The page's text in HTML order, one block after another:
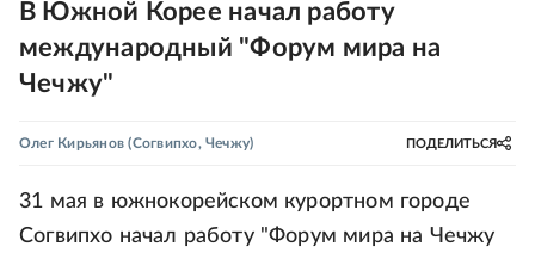
В Южной Корее начал работу
международный "Форум мира на
Чечжу"
Олег Кирьянов (Согвипхо, Чечжу) ПОДЕЛИТЬСЯ
31 мая в южнокорейском курортном городе
Согвипхо начал работу "Форум мира на Чечжу